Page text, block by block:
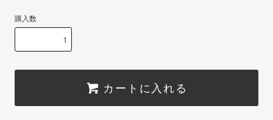
購入数
カートに入れる